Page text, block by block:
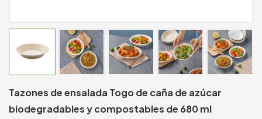
Tazones de ensalada Togo de caña de azúcar
biodegradables y compostables de 680 ml